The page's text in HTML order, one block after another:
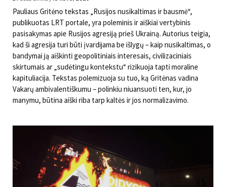
Pauliaus Gritėno tekstas „Rusijos nusikaltimas ir bausmė“,
publikuotas LRT portale, yra poleminis ir aiškiai vertybinis
pasisakymas apie Rusijos agresiją prieš Ukrainą. Autorius teigia,
kad ši agresija turi būti įvardijama be išlygų – kaip nusikaltimas, o
bandymai ją aiškinti geopolitiniais interesais, civilizaciniais
skirtumais ar „sudėtingu kontekstu“ rizikuoja tapti moraline
kapituliacija. Tekstas polemizuoja su tuo, ką Gritėnas vadina
Vakarų ambivalentiškumu – polinkiu niuansuoti ten, kur, jo
manymu, būtina aiški riba tarp kaltės ir jos normalizavimo.